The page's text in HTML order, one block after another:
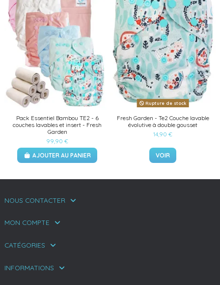
Pack Essentiel Bambou TE2 - 6
couches lavables et insert - Fresh
Garden
99,90 €
AJOUTER AU PANIER
Rupture de stock
Fresh Garden - Te2 Couche lavable
évolutive à double gousset
14,90 €
VOIR
NOUS CONTACTER
MON COMPTE
CATÉGORIES
INFORMATIONS